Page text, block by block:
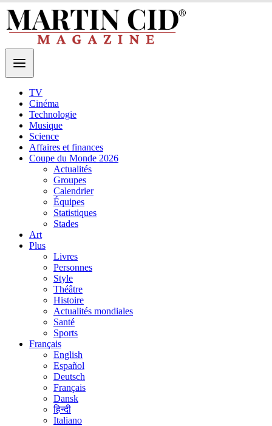
TV
Cinéma
Technologie
Musique
Science
Affaires et finances
Coupe du Monde 2026
Actualités
Groupes
Calendrier
Équipes
Statistiques
Stades
Art
Plus
Livres
Personnes
Style
Théâtre
Histoire
Actualités mondiales
Santé
Sports
Français
English
Español
Deutsch
Français
Dansk
हिन्दी
Italiano